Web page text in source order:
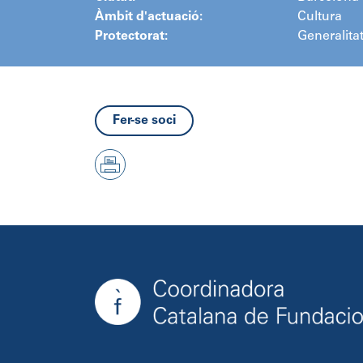
Àmbit d'actuació:
Cultura
Protectorat:
Fer-se soci